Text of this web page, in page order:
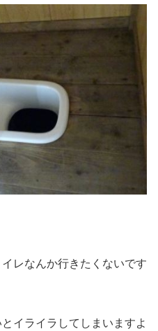
レなんか行きたくないです
イライラしてしまいますよ